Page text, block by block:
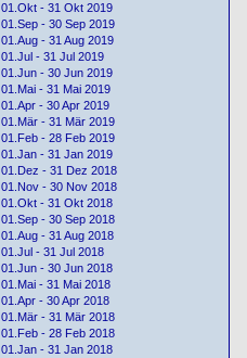
01.Okt - 31 Okt 2019
01.Sep - 30 Sep 2019
01.Aug - 31 Aug 2019
01.Jul - 31 Jul 2019
01.Jun - 30 Jun 2019
01.Mai - 31 Mai 2019
01.Apr - 30 Apr 2019
01.Mär - 31 Mär 2019
01.Feb - 28 Feb 2019
01.Jan - 31 Jan 2019
01.Dez - 31 Dez 2018
01.Nov - 30 Nov 2018
01.Okt - 31 Okt 2018
01.Sep - 30 Sep 2018
01.Aug - 31 Aug 2018
01.Jul - 31 Jul 2018
01.Jun - 30 Jun 2018
01.Mai - 31 Mai 2018
01.Apr - 30 Apr 2018
01.Mär - 31 Mär 2018
01.Feb - 28 Feb 2018
01.Jan - 31 Jan 2018